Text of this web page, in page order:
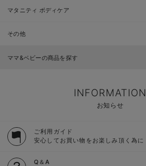
マタニティ ボディケア
その他
ママ&ベビーの商品を探す
INFORMATION
お知らせ
ご利用ガイド
安心してお買い物をお楽しみ頂く為に
Q＆A